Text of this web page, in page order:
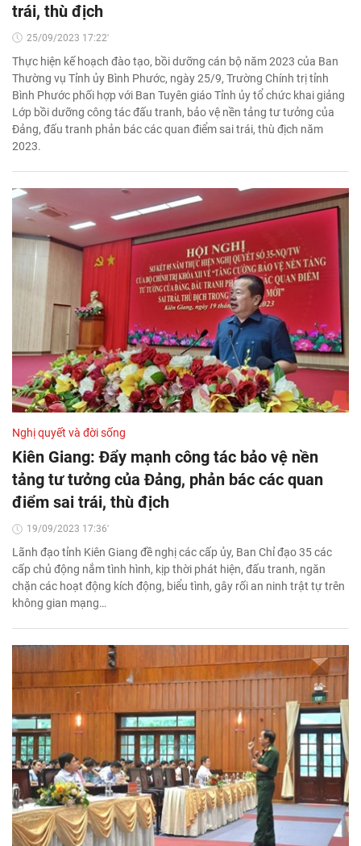
trái, thù địch
25/09/2023 17:22'
Thực hiện kế hoạch đào tạo, bồi dưỡng cán bộ năm 2023 của Ban
Thường vụ Tỉnh ủy Bình Phước, ngày 25/9, Trường Chính trị tỉnh
Bình Phước phối hợp với Ban Tuyên giáo Tỉnh ủy tổ chức khai giảng
Lớp bồi dưỡng công tác đấu tranh, bảo vệ nền tảng tư tưởng của
Đảng, đấu tranh phản bác các quan điểm sai trái, thù địch năm
2023.
Nghị quyết và đời sống
Kiên Giang: Đẩy mạnh công tác bảo vệ nền
tảng tư tưởng của Đảng, phản bác các quan
điểm sai trái, thù địch
19/09/2023 17:36'
Lãnh đạo tỉnh Kiên Giang đề nghị các cấp ủy, Ban Chỉ đạo 35 các
cấp chủ động nắm tình hình, kịp thời phát hiện, đấu tranh, ngăn
chặn các hoạt động kích động, biểu tình, gây rối an ninh trật tự trên
không gian mạng…